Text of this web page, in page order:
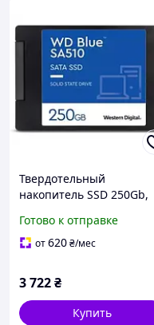
Твердотельный
накопитель SSD 250Gb,
SA510, SATA3, 2.5"
(WDS250G3B0A)
Готово к отправке
от620₴/мес
3 722₴
Купить